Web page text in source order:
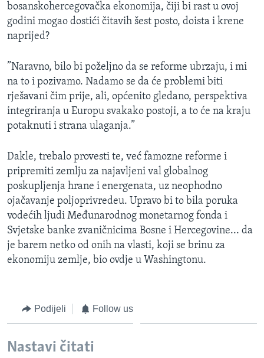
bosanskohercegovačka ekonomija, čiji bi rast u ovoj
godini mogao dostići čitavih šest posto, doista i krene
naprijed?
”Naravno, bilo bi poželjno da se reforme ubrzaju, i mi
na to i pozivamo. Nadamo se da će problemi biti
rješavani čim prije, ali, općenito gledano, perspektiva
integriranja u Europu svakako postoji, a to će na kraju
potaknuti i strana ulaganja.”
Dakle, trebalo provesti te, već famozne reforme i
pripremiti zemlju za najavljeni val globalnog
poskupljenja hrane i energenata, uz neophodno
ojačavanje poljoprivredeu. Upravo bi to bila poruka
vodećih ljudi Međunarodnog monetarnog fonda i
Svjetske banke zvaničnicima Bosne i Hercegovine... da
je barem netko od onih na vlasti, koji se brinu za
ekonomiju zemlje, bio ovdje u Washingtonu.
Podijeli Follow us
Nastavi čitati